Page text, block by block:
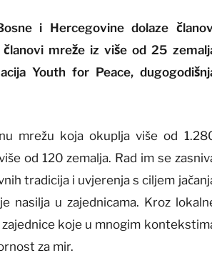
i Hercegovine dolaze
mreže iz više od 25
Youth for Peace,
mrežu koja okuplja više od
od 120 zemalja. Rad im se
tradicija i uvjerenja s ciljem
nasilja u zajednicama. Kroz
koje u mnogim
za mir.